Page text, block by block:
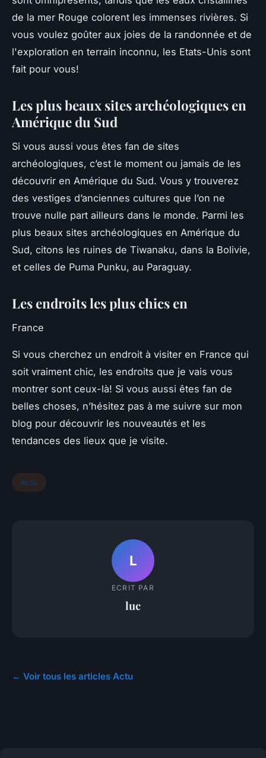
de la mer Rouge colorent les immenses rivières. Si
vous voulez goûter aux joies de la randonnée et de
l'exploration en terrain inconnu, les Etats-Unis sont
fait pour vous!
Les plus beaux sites archéologiques en
Amérique du Sud
Si vous aussi vous êtes fan de sites
archéologiques, c’est le moment ou jamais de les
découvrir en Amérique du Sud. Vous y trouverez
des vestiges d’anciennes cultures que l’on ne
trouve nulle part ailleurs dans le monde. Parmi les
plus beaux sites archéologiques en Amérique du
Sud, citons les ruines de Tiwanaku, dans la Bolivie,
et celles de Puma Punku, au Paraguay.
Les endroits les plus chics en
France
Si vous cherchez un endroit à visiter en France qui
soit vraiment chic, les endroits que je vais vous
montrer sont ceux-là! Si vous aussi êtes fan de
belles choses, n’hésitez pas à me suivre sur mon
blog pour découvrir les nouveautés et les
tendances des lieux que je visite.
Actu
L
ECRIT PAR
luc
← Voir tous les articles Actu